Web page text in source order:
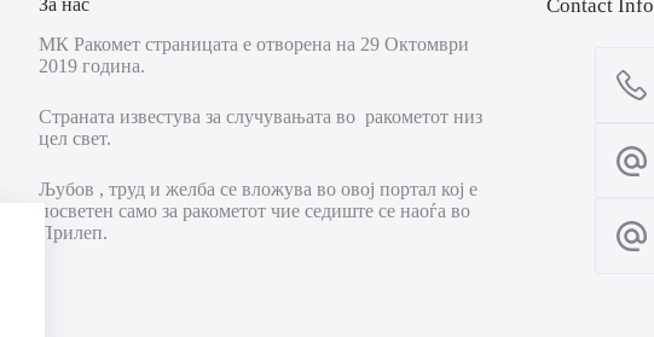
За нас
МК Ракомет страницата е отворена на 29 Октомври
2019 година.
Страната известува за случувањата во ракометот низ
цел свет.
Љубов , труд и желба се вложува во овој портал кој е
посветен само за ракометот чие седиште се наоѓа во
Прилеп.
Contact Info